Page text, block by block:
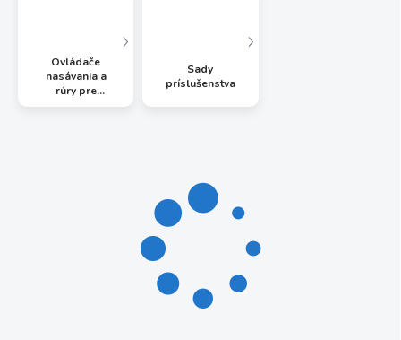
Ovládače
nasávania a
rúry pre
vysávače
Sady
príslušenstva